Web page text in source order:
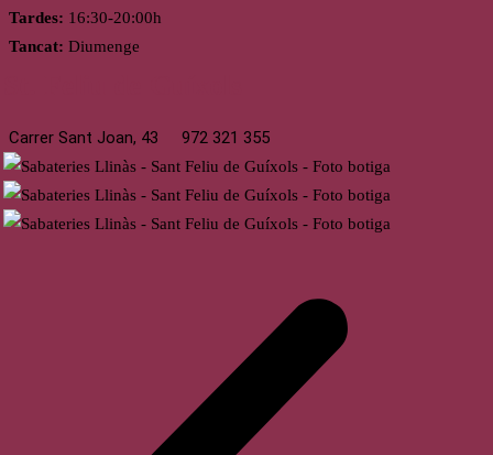
Tardes: 16:30-20:00h
Tancat: Diumenge
Carrer Sant Joan, 43 972 321 355